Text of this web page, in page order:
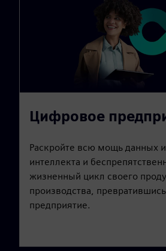
Цифровое
Раскройте всю мощь данных и
интеллекта и
жизненный цикл своего
производства,
предприятие.